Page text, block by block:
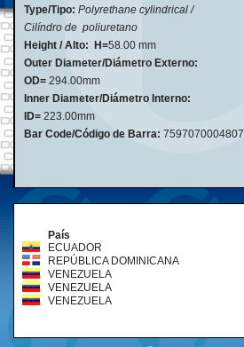
Type/Tipo: Polyrethane cylindrical /
Cilíndro de poliuretano
Height / Alto:
H=58.00 mm
Outer Diameter/Diámetro Externo:
OD= 294.00mm
Inner Diameter/Diámetro Interno:
ID= 223.00mm
Bar Code/Código de Barra: 7597070004807
País
ECUADOR
REPÚBLICA DOMINICANA
VENEZUELA
VENEZUELA
VENEZUELA